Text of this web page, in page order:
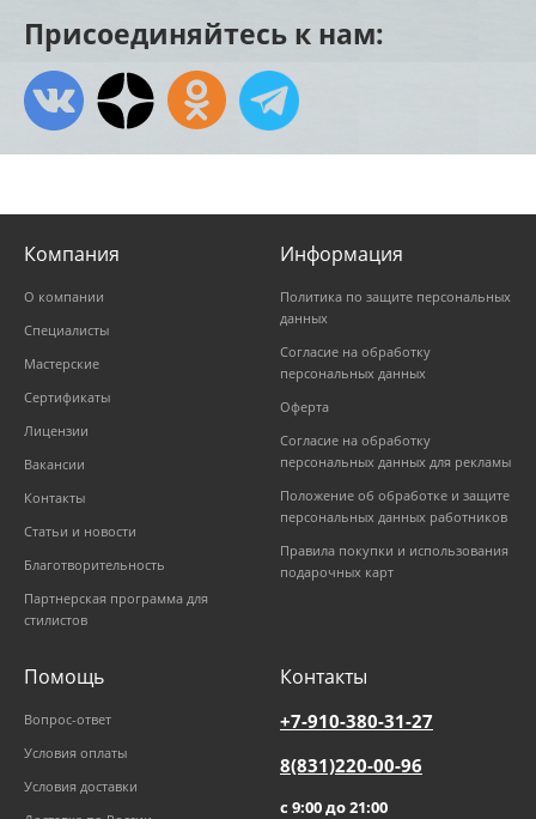
Присоединяйтесь к нам:
Компания
О компании
Специалисты
Мастерские
Сертификаты
Лицензии
Вакансии
Контакты
Статьи и новости
Благотворительность
Партнерская программа для
стилистов
Информация
Политика по защите персональных
данных
Согласие на обработку
персональных данных
Оферта
Согласие на обработку
персональных данных для рекламы
Положение об обработке и защите
персональных данных работников
Правила покупки и использования
подарочных карт
Помощь
Вопрос-ответ
Условия оплаты
Условия доставки
Контакты
+7-910-380-31-27
8(831)220-00-96
с 9:00 до 21:00